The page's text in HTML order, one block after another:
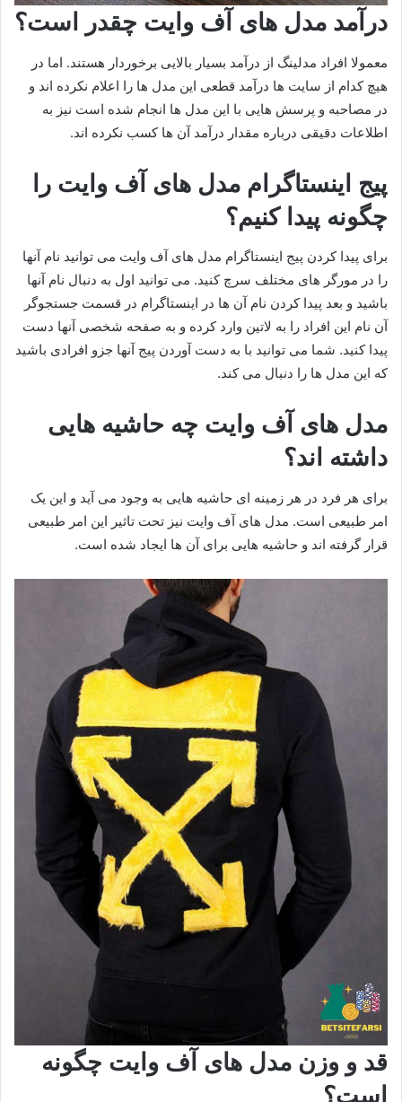
درآمد مدل های آف وایت چقدر است؟
معمولا افراد مدلینگ از درآمد بسیار بالایی برخوردار هستند. اما در
هیچ کدام از سایت ها درآمد قطعی این مدل ها را اعلام نکرده اند و
در مصاحبه و پرسش هایی با این مدل ها انجام شده است نیز به
اطلاعات دقیقی درباره مقدار درآمد آن ها کسب نکرده اند.
پیج اینستاگرام مدل های آف وایت را
چگونه پیدا کنیم؟
برای پیدا کردن پیج اینستاگرام مدل های آف وایت می توانید نام آنها
را در مورگر های مختلف سرچ کنید. می توانید اول به دنبال نام آنها
باشید و بعد پیدا کردن نام آن ها در اینستاگرام در قسمت جستجوگر
آن نام این افراد را به لاتین وارد کرده و به صفحه شخصی آنها دست
پیدا کنید. شما می توانید با به دست آوردن پیج آنها جزو افرادی باشید
که این مدل ها را دنبال می کند.
مدل های آف وایت چه حاشیه هایی
داشته اند؟
برای هر فرد در هر زمینه ای حاشیه هایی به وجود می آید و این یک
امر طبیعی است. مدل های آف وایت نیز تحت تاثیر این امر طبیعی
قرار گرفته اند و حاشیه هایی برای آن ها ایجاد شده است.
قد و وزن مدل های آف وایت چگونه
است؟